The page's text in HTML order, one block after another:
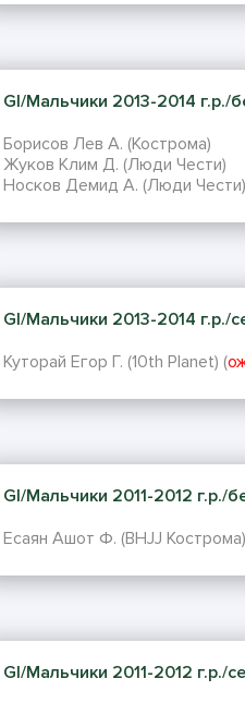
GI/Мальчики 2013-2014 г.р./
Борисов Лев А. (Кострома)
Жуков Клим Д. (Люди Чести)
Носков Демид А. (Люди Чести)
GI/Мальчики 2013-2014 г.р./
Куторай Егор Г. (10th Planet) (
GI/Мальчики 2011-2012 г.р./
Есаян Ашот Ф. (BHJJ
GI/Мальчики 2011-2012 г.р./